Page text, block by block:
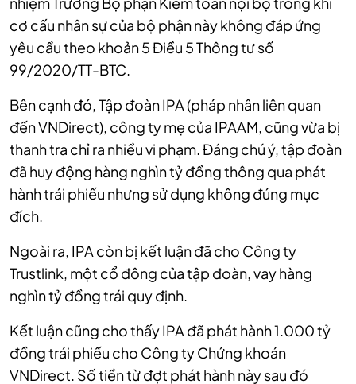
cơ cấu nhân sự của bộ phận này không đáp ứng
yêu cầu theo khoản 5 Điều 5 Thông tư số
99/2020/TT-BTC.
Bên cạnh đó, Tập đoàn IPA (pháp nhân liên quan
đến VNDirect), công ty mẹ của IPAAM, cũng vừa bị
thanh tra chỉ ra nhiều vi phạm. Đáng chú ý, tập đoàn
đã huy động hàng nghìn tỷ đồng thông qua phát
hành trái phiếu nhưng sử dụng không đúng mục
đích.
Ngoài ra, IPA còn bị kết luận đã cho Công ty
Trustlink, một cổ đông của tập đoàn, vay hàng
nghìn tỷ đồng trái quy định.
Kết luận cũng cho thấy IPA đã phát hành 1.000 tỷ
đồng trái phiếu cho Công ty Chứng khoán
VNDirect. Số tiền từ đợt phát hành này sau đó